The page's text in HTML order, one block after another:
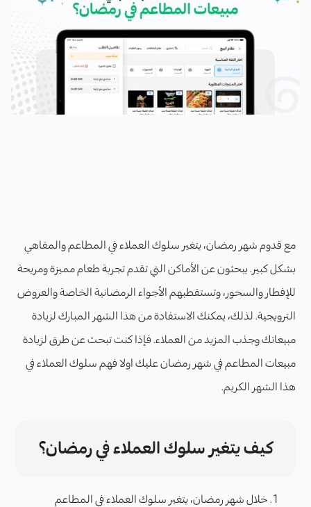
مع قدوم شهر رمضان، يتغير سلوك العملاء في المطاعم والمقاهي
بشكل كبير. يبحثون عن الأماكن التي تقدم تجربة طعام مميزة ومريحة
للإفطار والسحور، وتستقطبهم الأجواء الرمضانية الخاصة والعروض
الترويجية. لذلك، يمكنك الاستفادة من هذا الشهر المبارك لزيادة
مبيعاتك وجذب المزيد من العملاء. فإذا كنت تبحث عن طرق لزيادة
مبيعات المطاعم في شهر رمضان عليك اولا فهم سلوك العملاء في
هذا الشهر الكريم.
كيف يتغير سلوك العملاء في رمضان؟
خلال شهر رمضان، يتغير سلوك العملاء في المطاعم